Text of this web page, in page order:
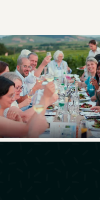
Un week-end
cœur du